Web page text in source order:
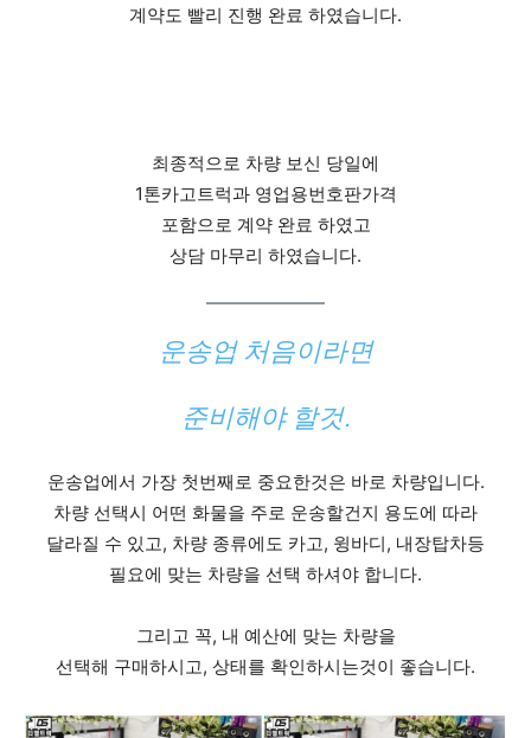
계약도 빨리 진행 완료 하였습니다.
최종적으로 차량 보신 당일에
1톤카고트럭과 영업용번호판가격
포함으로 계약 완료 하였고
상담 마무리 하였습니다.
운송업 처음이라면
준비해야 할것.
운송업에서 가장 첫번째로 중요한것은 바로 차량입니다.
차량 선택시 어떤 화물을 주로 운송할건지 용도에 따라
달라질 수 있고, 차량 종류에도 카고, 윙바디, 내장탑차등
필요에 맞는 차량을 선택 하셔야 합니다.
​그리고 꼭, 내 예산에 맞는 차량을
선택해 구매하시고, 상태를 확인하시는것이 좋습니다.